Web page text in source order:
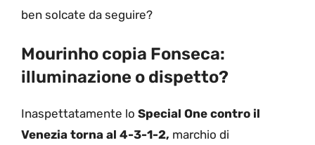
ben solcate da seguire?
Mourinho copia Fonseca:
illuminazione o dispetto?
Inaspettatamente lo Special One contro il
Venezia torna al 4-3-1-2, marchio di